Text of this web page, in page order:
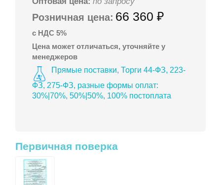
Розничная цена: 66 360 ₽
с НДС 5%
Цена может отличаться, уточняйте у
менеджеров
Прямые поставки, Торги 44-ФЗ, 223-
ФЗ, 275-ФЗ, разные формы оплат:
30%|70%, 50%|50%, 100% постоплата
Первичная поверка